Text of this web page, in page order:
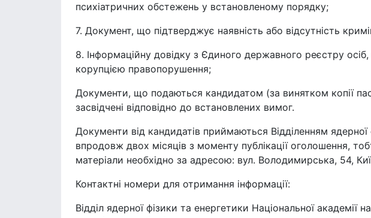
психіатричних обстежень у встановленому порядку;
7. Документ, що підтверджує наявність або відсутність
8. Інформаційну довідку з Єдиного державного реєстру осіб,
корупцією правопорушення;
Документи, що подаються кандидатом (за винятком копії
засвідчені відповідно до встановлених вимог.
Документи від кандидатів приймаються Відділенням
впродовж двох місяців з моменту публікації оголошення,
матеріали необхідно за адресою: вул. Володимирська, 54,
Контактні номери для отримання інформації:
Відділ ядерної фізики та енергетики Національної академії